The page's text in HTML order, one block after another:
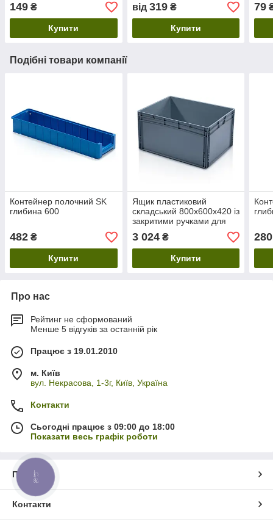
149 ₴
Купити
від 319₴
Купити
79
Подібні товари компанії
Контейнер полочний SK
глибина 600
482 ₴
Купити
Ящик пластиковий
складський 800х600х420 із
закритими ручками для
3 024₴
Купити
280
Про нас
Рейтинг не сформований
Менше 5 відгуків за останній рік
Працює з 19.01.2010
м. Київ
вул. Некрасова, 1-3г, Київ, Україна
Контакти
Сьогодні працює з 09:00 до 18:00
Показати весь графік роботи
Про нас
Контакти
КНОПКА
ЗВ'ЯЗКУ